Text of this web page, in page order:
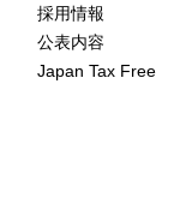
採用情報
公表内容
Japan Tax Free